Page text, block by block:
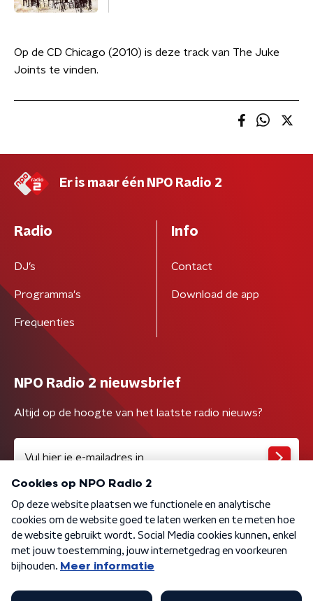
Op de CD Chicago (2010) is deze track van The Juke
Joints te vinden.
Er is maar één NPO Radio 2
Radio
DJ’s
Programma's
Frequenties
Info
Contact
Download de app
NPO Radio 2 nieuwsbrief
Altijd op de hoogte van het laatste radio nieuws?
Algemene voorwaarden